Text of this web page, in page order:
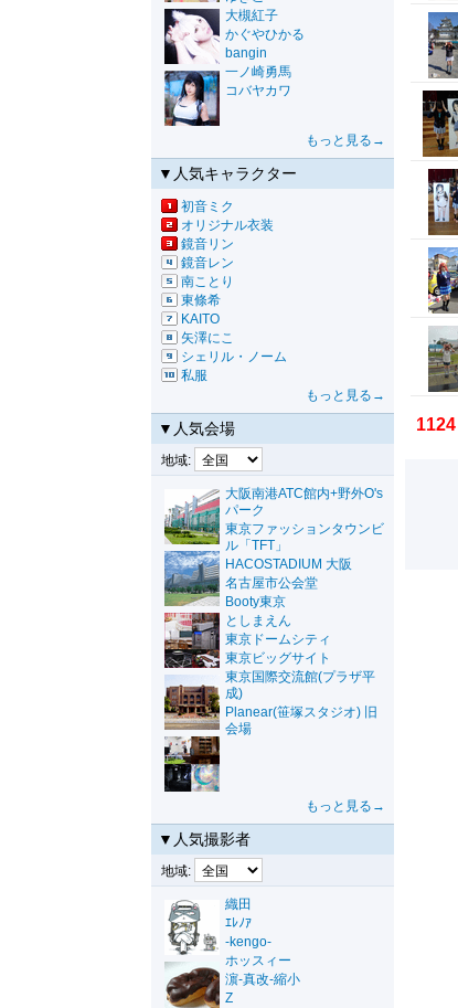
大槻紅子
かぐやひかる
bangin
一ノ崎勇馬
コバヤカワ
もっと見る→
▼人気キャラクター
初音ミク
オリジナル衣装
鏡音リン
鏡音レン
南ことり
東條希
KAITO
矢澤にこ
シェリル・ノーム
私服
もっと見る→
▼人気会場
地域:
大阪南港ATC館内+野外O's
パーク
東京ファッションタウンビ
ル「TFT」
HACOSTADIUM 大阪
名古屋市公会堂
Booty東京
としまえん
東京ドームシティ
東京ビッグサイト
東京国際交流館(プラザ平
成)
Planear(笹塚スタジオ) 旧
会場
もっと見る→
▼人気撮影者
地域:
織田
ｴﾚﾉｱ
-kengo-
ホッスィー
濵-真改-縮小
Z
1124